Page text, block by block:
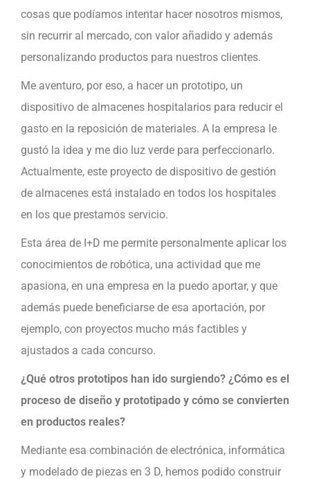
cosas que podíamos intentar hacer nosotros mismos,
sin recurrir al mercado, con valor añadido y además
personalizando productos para nuestros clientes.
Me aventuro, por eso, a hacer un prototipo, un
dispositivo de almacenes hospitalarios para reducir el
gasto en la reposición de materiales. A la empresa le
gustó la idea y me dio luz verde para perfeccionarlo.
Actualmente, este proyecto de dispositivo de gestión
de almacenes está instalado en todos los hospitales
en los que prestamos servicio.
Esta área de I+D me permite personalmente aplicar los
conocimientos de robótica, una actividad que me
apasiona, en una empresa en la puedo aportar, y que
además puede beneficiarse de esa aportación, por
ejemplo, con proyectos mucho más factibles y
ajustados a cada concurso.
¿Qué otros prototipos han ido surgiendo? ¿Cómo es el
proceso de diseño y prototipado y cómo se convierten
en productos reales?
Mediante esa combinación de electrónica, informática
y modelado de piezas en 3 D, hemos podido construir